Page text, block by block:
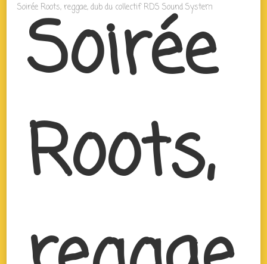
Soirée Roots, reggae, dub du collectif RDS Sound System
Soirée
Roots,